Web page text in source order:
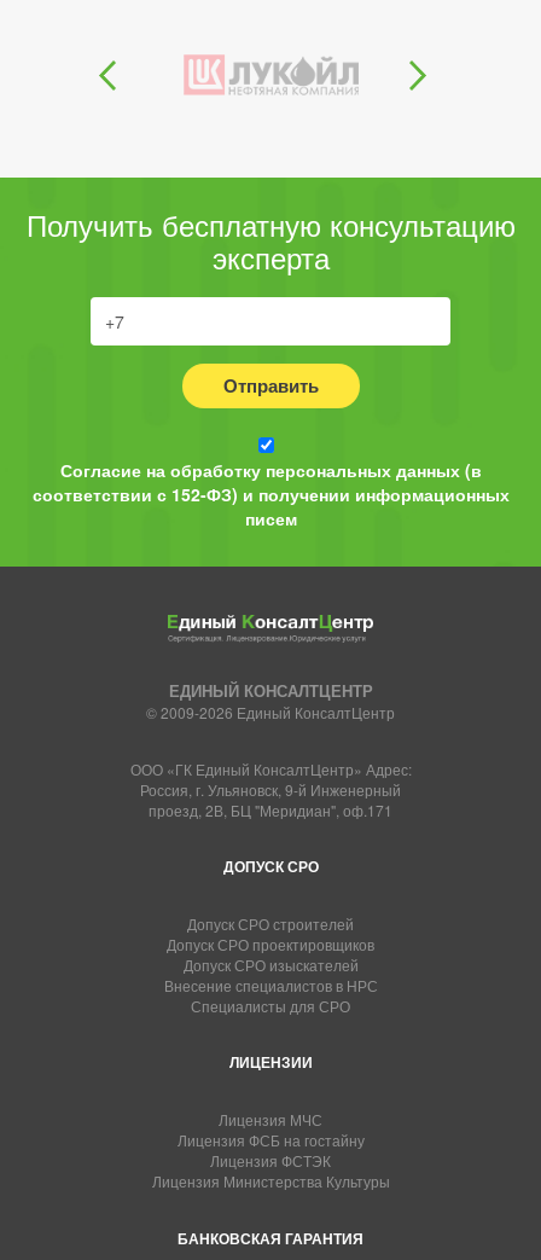
Получить бесплатную консультацию
эксперта
Отправить
Согласие на обработку персональных данных (в
соответствии с 152-ФЗ) и получении информационных
писем
ЕДИНЫЙ КОНСАЛТЦЕНТР
© 2009-2026 Единый КонсалтЦентр
ООО «ГК Единый КонсалтЦентр» Адрес:
Россия, г. Ульяновск, 9-й Инженерный
проезд, 2В, БЦ "Меридиан", оф.171
ДОПУСК СРО
Допуск СРО строителей
Допуск СРО проектировщиков
Допуск СРО изыскателей
Внесение специалистов в НРС
Специалисты для СРО
ЛИЦЕНЗИИ
Лицензия МЧС
Лицензия ФСБ на гостайну
Лицензия ФСТЭК
Лицензия Министерства Культуры
БАНКОВСКАЯ ГАРАНТИЯ